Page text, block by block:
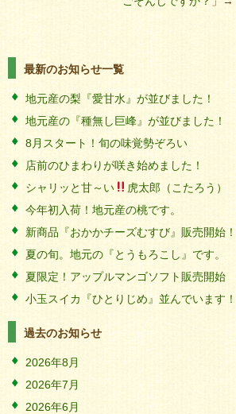
最新のお知らせ一覧
地元産の梨『愛甘水』が並びました！
地元産の『種無し巨峰』が並びました！
8月スタート！旬の味覚勢ぞろい
店前のひまわりが咲き始めました！
シャリッと甘～い
虎太郎（こたろう）
今年初入荷！地元産の桃です。
新商品『おかかチーズむすび』販売開始！
夏の旬。地元の『とうもろこし』です。
夏限定！アップルマンゴソフト販売開始
小玉スイカ『ひとりじめ』並んでいます！
過去のお知らせ
2026年8月
2026年7月
2026年6月